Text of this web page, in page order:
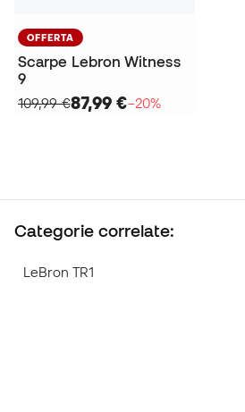
OFFERTA
Scarpe Lebron Witness
9
109,99 €87,99 €−20%
Categorie correlate:
LeBron TR1